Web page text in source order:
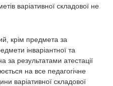
варіативної складової не
крім предмета за
інваріантної та
за результатами атестації
на все педагогічне
варіативної складової